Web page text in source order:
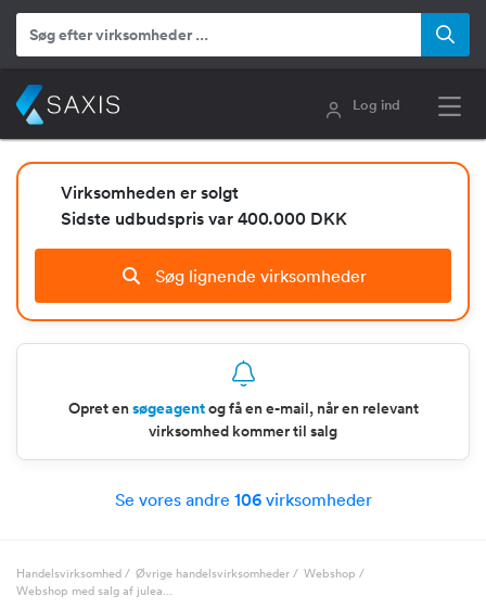
Log ind
Virksomheden er solgt
Sidste udbudspris var 400.000 DKK
Søg lignende virksomheder
Opret en søgeagentog få en e-mail, når en relevant
virksomhed kommer til salg
Se vores andre 106virksomheder
Handelsvirksomhed/ Øvrige handelsvirksomheder/ Webshop /
Webshop med salg af julea...